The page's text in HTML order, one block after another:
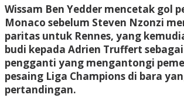
Wissam Ben Yedder mencetak gol
Monaco sebelum Steven Nzonzi
paritas untuk Rennes, yang
budi kepada Adrien Truffert
pengganti yang mengantongi
pesaing Liga Champions di bara
pertandingan.